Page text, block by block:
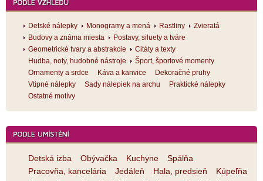
Detské nálepky Monogramy a mená Rastliny
Zvieratá
Budovy a známa miesta
Postavy, siluety a tváre
Geometrické tvary a abstrakcie
Citáty a texty
Hudba, noty, hudobné nástroje
Šport, športové momenty
Ornamenty a srdce
Káva a kanvice
Dekoračné pruhy
Vtipné nálepky
Sady nálepiek na archu
Praktické nálepky
Ostatné motívy
Detská izba Obývačka Kuchyne
Spálňa
Pracovňa, kancelária
Jedáleň Hala, predsieň
Kúpeľňa